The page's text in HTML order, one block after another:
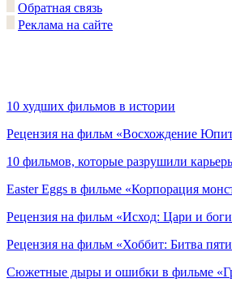
Обратная связь
Реклама на сайте
10 худших фильмов в истории
Рецензия на фильм «Восхождение
10 фильмов, которые разрушили
Easter Eggs в фильме «Корпорация
Рецензия на фильм «Исход: Цари и
Рецензия на фильм «Хоббит: Битва
Сюжетные дыры и ошибки в фильме